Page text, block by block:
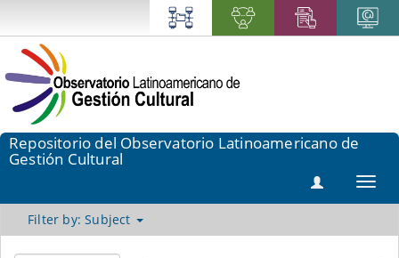
Repositorio del Observatorio Latinoamericano de
Gestión Cultural
Filter by: Subject